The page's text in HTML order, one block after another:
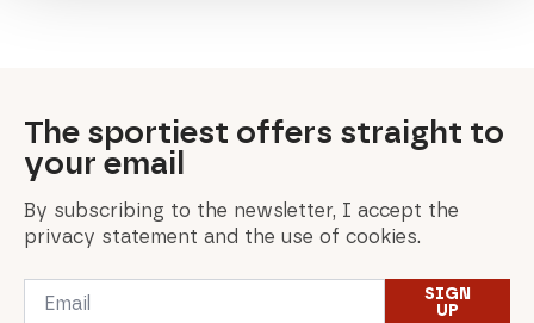
The sportiest offers straight to
your email
By subscribing to the newsletter, I accept the
privacy statement and the use of cookies.
Email
SIGN
UP